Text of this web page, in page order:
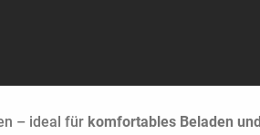
– ideal für komfortables Beladen und